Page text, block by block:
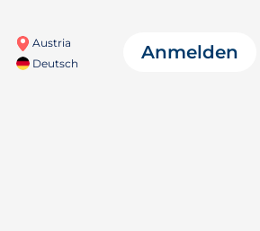
Austria
Deutsch
Anmelden